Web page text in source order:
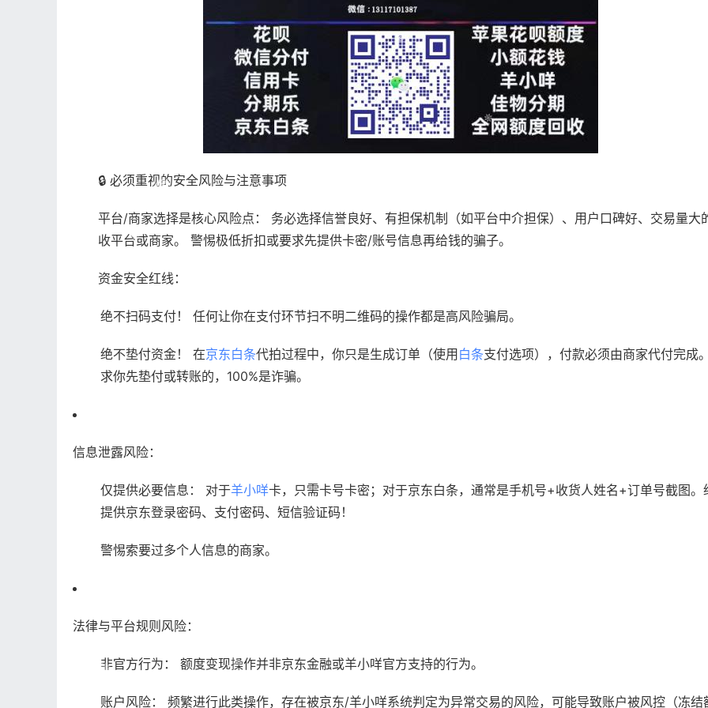
🔒 必须重视的安全风险与注意事项
平台/商家选择是核心风险点： 务必选择信誉良好、有担保机制（如平台中介担保）、用户口碑好、交易量大
收平台或商家。 警惕极低折扣或要求先提供卡密/账号信息再给钱的骗子。
资金安全红线：
绝不扫码支付！ 任何让你在支付环节扫不明二维码的操作都是高风险骗局。
绝不垫付资金！ 在京东白条代拍过程中，你只是生成订单（使用 白条支付选项），付款必须由商家代付完成
求你先垫付或转账的，100%是诈骗。
信息泄露风险：
仅提供必要信息： 对于羊小咩卡，只需卡号卡密；对于京东白条，通常是手机号+收货人姓名+订单号截图。
提供京东登录密码、支付密码、短信验证码！
警惕索要过多个人信息的商家。
法律与平台规则风险：
非官方行为： 额度变现操作并非京东金融或羊小咩官方支持的行为。
账户风险： 频繁进行此类操作，存在被京东/羊小咩系统判定为异常交易的风险，可能导致账户被风控（冻结